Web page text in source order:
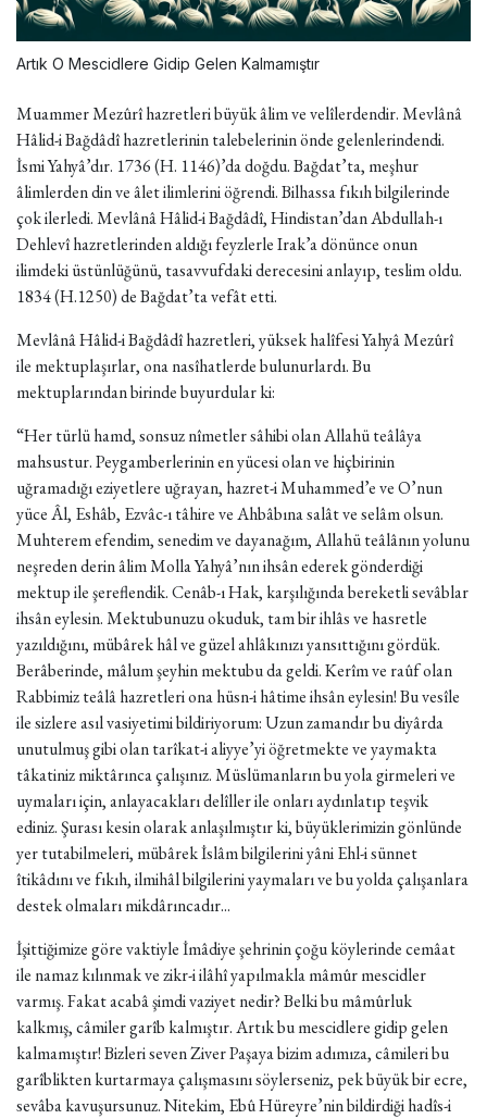
Artık O Mescidlere Gidip Gelen Kalmamıştır
Muammer Mezûrî hazretleri büyük âlim ve velîlerdendir. Mevlânâ
Hâlid-i Bağdâdî hazretlerinin talebelerinin önde gelenlerindendi.
İsmi Yahyâ’dır. 1736 (H. 1146)’da doğdu. Bağdat’ta, meşhur
âlimlerden din ve âlet ilimlerini öğrendi. Bilhassa fıkıh bilgilerinde
çok ilerledi. Mevlânâ Hâlid-i Bağdâdî, Hindistan’dan Abdullah-ı
Dehlevî hazretlerinden aldığı feyzlerle Irak’a dönünce onun
ilimdeki üstünlüğünü, tasavvufdaki derecesini anlayıp, teslim oldu.
1834 (H.1250) de Bağdat’ta vefât etti.
Mevlânâ Hâlid-i Bağdâdî hazretleri, yüksek halîfesi Yahyâ Mezûrî
ile mektuplaşırlar, ona nasîhatlerde bulunurlardı. Bu
mektuplarından birinde buyurdular ki:
“Her türlü hamd, sonsuz nîmetler sâhibi olan Allahü teâlâya
mahsustur. Peygamberlerinin en yücesi olan ve hiçbirinin
uğramadığı eziyetlere uğrayan, hazret-i Muhammed’e ve O’nun
yüce Âl, Eshâb, Ezvâc-ı tâhire ve Ahbâbına salât ve selâm olsun.
Muhterem efendim, senedim ve dayanağım, Allahü teâlânın yolunu
neşreden derin âlim Molla Yahyâ’nın ihsân ederek gönderdiği
mektup ile şereflendik. Cenâb-ı Hak, karşılığında bereketli sevâblar
ihsân eylesin. Mektubunuzu okuduk, tam bir ihlâs ve hasretle
yazıldığını, mübârek hâl ve güzel ahlâkınızı yansıttığını gördük.
Berâberinde, mâlum şeyhin mektubu da geldi. Kerîm ve raûf olan
Rabbimiz teâlâ hazretleri ona hüsn-i hâtime ihsân eylesin! Bu vesîle
ile sizlere asıl vasiyetimi bildiriyorum: Uzun zamandır bu diyârda
unutulmuş gibi olan tarîkat-i aliyye’yi öğretmekte ve yaymakta
tâkatiniz miktârınca çalışınız. Müslümanların bu yola girmeleri ve
uymaları için, anlayacakları delîller ile onları aydınlatıp teşvik
ediniz. Şurası kesin olarak anlaşılmıştır ki, büyüklerimizin gönlünde
yer tutabilmeleri, mübârek İslâm bilgilerini yâni Ehl-i sünnet
îtikâdını ve fıkıh, ilmihâl bilgilerini yaymaları ve bu yolda çalışanlara
destek olmaları mikdârıncadır...
İşittiğimize göre vaktiyle İmâdiye şehrinin çoğu köylerinde cemâat
ile namaz kılınmak ve zikr-i ilâhî yapılmakla mâmûr mescidler
varmış. Fakat acabâ şimdi vaziyet nedir? Belki bu mâmûrluk
kalkmış, câmiler garîb kalmıştır. Artık bu mescidlere gidip gelen
kalmamıştır! Bizleri seven Ziver Paşaya bizim adımıza, câmileri bu
garîblikten kurtarmaya çalışmasını söylerseniz, pek büyük bir ecre,
sevâba kavuşursunuz. Nitekim, Ebû Hüreyre’nin bildirdiği hadîs-i